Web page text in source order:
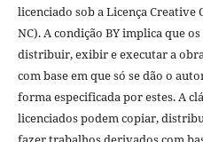
licenciado sob a Licença
NC). A condição BY implica que
distribuir, exibir e executar a
com base em que só se dão o
forma especificada por estes. A
licenciados podem copiar,